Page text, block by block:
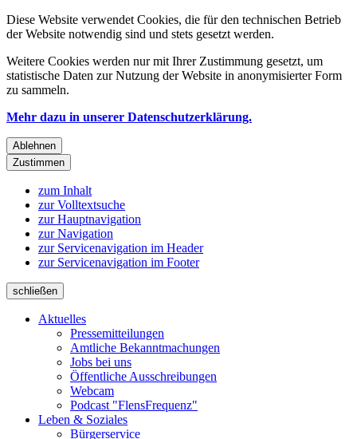
Diese Website verwendet Cookies, die für den technischen Betrieb
der Website notwendig sind und stets gesetzt werden.
Weitere Cookies werden nur mit Ihrer Zustimmung gesetzt, um
statistische Daten zur Nutzung der Website in anonymisierter Form
zu sammeln.
Mehr dazu in unserer Datenschutzerklärung.
Ablehnen
Zustimmen
zum Inhalt
zur Volltextsuche
zur Hauptnavigation
zur Navigation
zur Servicenavigation im Header
zur Servicenavigation im Footer
schließen
Aktuelles
Pressemitteilungen
Amtliche Bekanntmachungen
Jobs bei uns
Öffentliche Ausschreibungen
Webcam
Podcast "FlensFrequenz"
Leben & Soziales
Bürgerservice